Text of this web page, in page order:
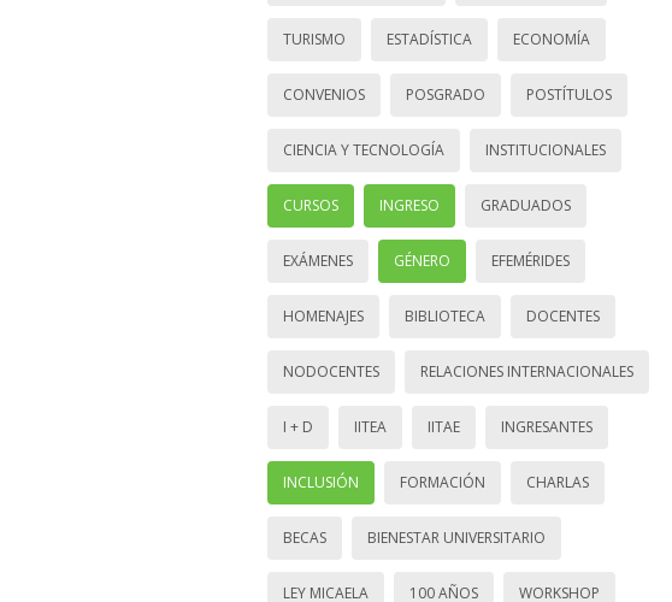
TURISMO ESTADÍSTICA ECONOMÍA
CONVENIOS POSGRADO POSTÍTULOS
CIENCIA Y TECNOLOGÍA INSTITUCIONALES
CURSOS INGRESO GRADUADOS
EXÁMENES GÉNERO EFEMÉRIDES
HOMENAJES BIBLIOTECA DOCENTES
NODOCENTES RELACIONES INTERNACIONALES
I + D IITEA IITAE INGRESANTES
INCLUSIÓN FORMACIÓN CHARLAS
BECAS BIENESTAR UNIVERSITARIO
LEY MICAELA 100 AÑOS WORKSHOP